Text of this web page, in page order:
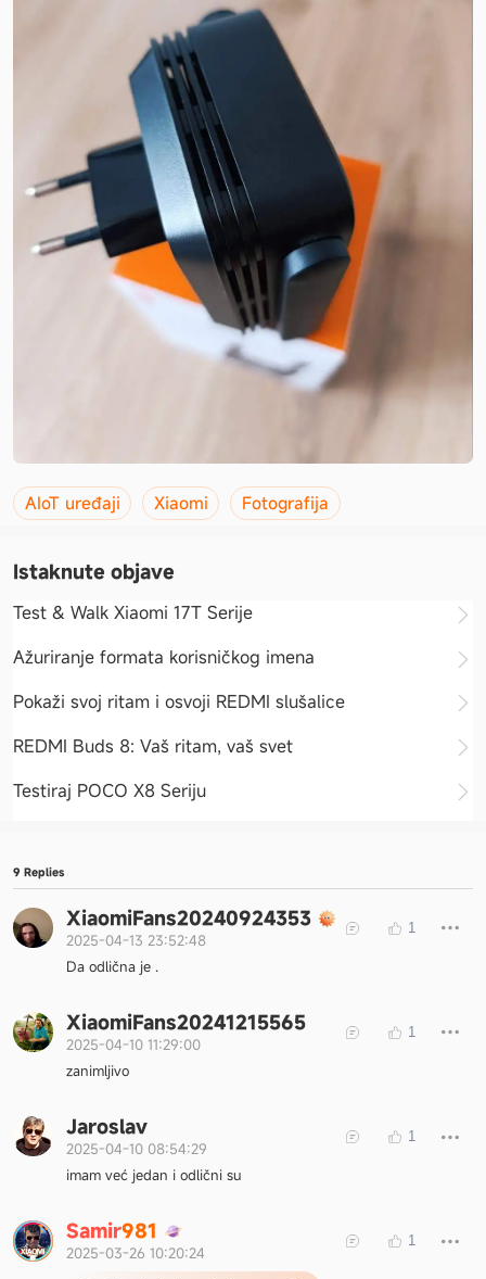
AIoT uređaji Xiaomi Fotografija
Istaknute objave
Test & Walk Xiaomi 17T Serije
Ažuriranje formata korisničkog imena
Pokaži svoj ritam i osvoji REDMI slušalice
REDMI Buds 8: Vaš ritam, vaš svet
Testiraj POCO X8 Seriju
9 Replies
XiaomiFans20240924353
2025-04-13 23:52:48
1
Da odlična je .
XiaomiFans20241215565
2025-04-10 11:29:00
1
zanimljivo
Jaroslav
2025-04-10 08:54:29
1
imam već jedan i odlični su
Samir981
2025-03-26 10:20:24
1